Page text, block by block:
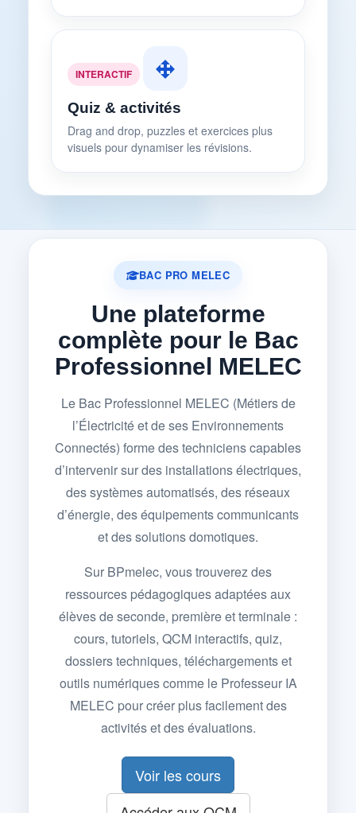
INTERACTIF
Quiz & activités
Drag and drop, puzzles et exercices plus
visuels pour dynamiser les révisions.
BAC PRO MELEC
Une plateforme
complète pour le Bac
Professionnel MELEC
Le Bac Professionnel MELEC (Métiers de
l’Électricité et de ses Environnements
Connectés) forme des techniciens capables
d’intervenir sur des installations électriques,
des systèmes automatisés, des réseaux
d’énergie, des équipements communicants
et des solutions domotiques.
Sur BPmelec, vous trouverez des
ressources pédagogiques adaptées aux
élèves de seconde, première et terminale :
cours, tutoriels, QCM interactifs, quiz,
dossiers techniques, téléchargements et
outils numériques comme le Professeur IA
MELEC pour créer plus facilement des
activités et des évaluations.
Voir les cours